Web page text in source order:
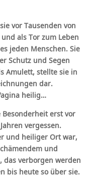
vor Tausenden von
als Tor zum Leben
jeden Menschen. Sie
Schutz und Segen
Amulett, stellte sie in
dar.
heilig…
erst vor
vergessen.
und heiliger Ort war,
und
das verborgen werden
bis heute so über sie.